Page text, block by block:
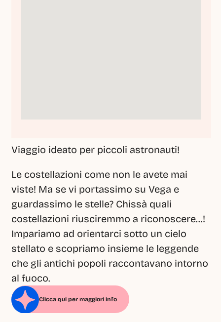
Viaggio ideato per piccoli astronauti!
Le costellazioni come non le avete mai
viste! Ma se vi portassimo su Vega e
guardassimo le stelle? Chissà quali
costellazioni riusciremmo a riconoscere...!
Impariamo ad orientarci sotto un cielo
stellato e scopriamo insieme le leggende
che gli antichi popoli raccontavano intorno
al fuoco.
Clicca qui per maggiori info